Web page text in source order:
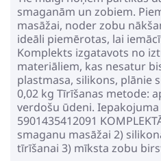
smaganām un zobiem.
masāžai, noder zobu
ideāli piemērotas, lai
Komplekts izgatavots no
materiāliem, kas nesatur
plastmasa, silikons, plānie
0,02 kg Tīrīšanas metode:
verdošu ūdeni.
5901435412091
smaganu masāžai 2)
tīrīšanai 3) mīksta zobu